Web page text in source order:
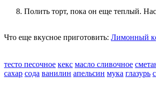
Полить торт, пока он еще теплый.
Что еще вкусное приготовить: Лимонный
тесто песочное кекс масло сливочное
сахар сода ванилин апельсин мука глазурь